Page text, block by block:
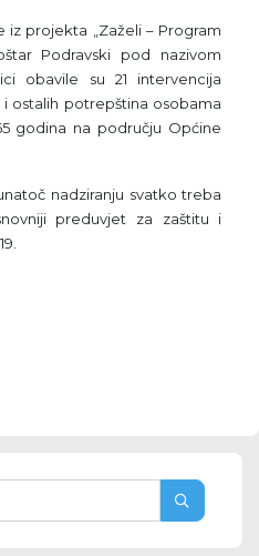
„Zaželi – Program
Podravski pod nazivom
obavile su 21 intervencija
ostalih potrepština osobama
godina na području Općine
nadziranju svatko treba
preduvjet za zaštitu i